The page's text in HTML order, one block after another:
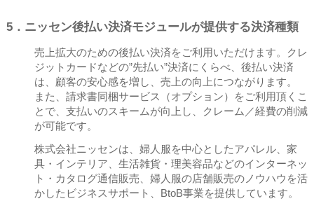
5．ニッセン後払い決済モジュールが提供する決済種類
売上拡大のための後払い決済をご利用いただけます。クレ
ジットカードなどの”先払い”決済にくらべ、後払い決済
は、顧客の安心感を増し、売上の向上につながります。
また、請求書同梱サービス（オプション）をご利用頂くこ
とで、支払いのスキームが向上し、クレーム／経費の削減
が可能です。
株式会社ニッセンは、婦人服を中心としたアパレル、家
具・インテリア、生活雑貨・理美容品などのインターネッ
ト・カタログ通信販売、婦人服の店舗販売のノウハウを活
かしたビジネスサポート、BtoB事業を提供しています。